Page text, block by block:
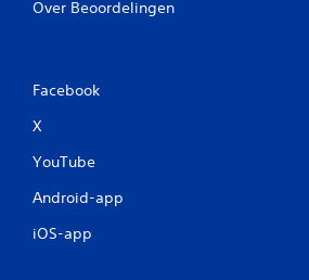
Over Beoordelingen
Facebook
X
YouTube
Android-app
iOS-app